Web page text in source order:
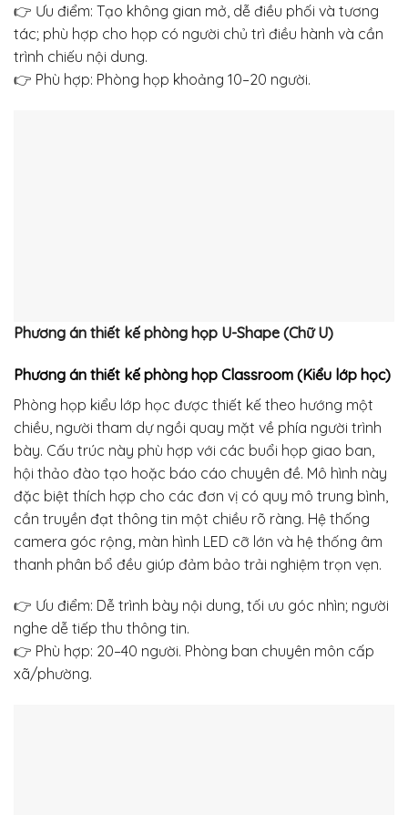
👉 Ưu điểm: Tạo không gian mở, dễ điều phối và tương
tác; phù hợp cho họp có người chủ trì điều hành và cần
trình chiếu nội dung.
👉 Phù hợp: Phòng họp khoảng 10–20 người.
Phương án thiết kế phòng họp U-Shape (Chữ U)
Phương án thiết kế phòng họp Classroom (Kiểu lớp học)
Phòng họp kiểu lớp học được thiết kế theo hướng một
chiều, người tham dự ngồi quay mặt về phía người trình
bày. Cấu trúc này phù hợp với các buổi họp giao ban,
hội thảo đào tạo hoặc báo cáo chuyên đề. Mô hình này
đặc biệt thích hợp cho các đơn vị có quy mô trung bình,
cần truyền đạt thông tin một chiều rõ ràng. Hệ thống
camera góc rộng, màn hình LED cỡ lớn và hệ thống âm
thanh phân bổ đều giúp đảm bảo trải nghiệm trọn vẹn.
👉 Ưu điểm: Dễ trình bày nội dung, tối ưu góc nhìn; người
nghe dễ tiếp thu thông tin.
👉 Phù hợp: 20–40 người. Phòng ban chuyên môn cấp
xã/phường.